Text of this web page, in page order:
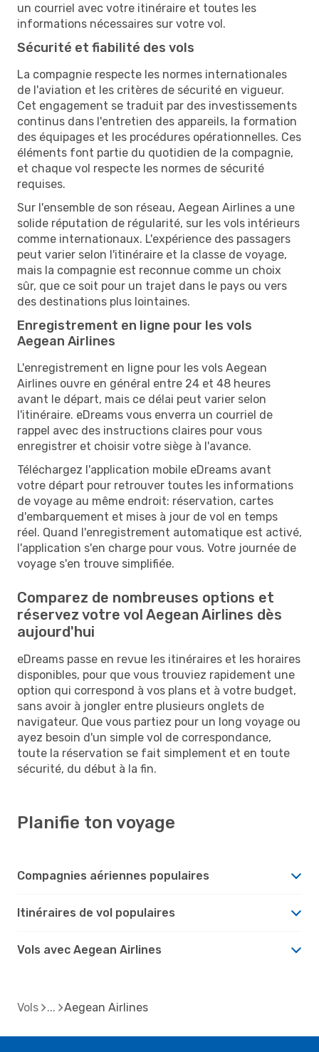
un courriel avec votre itinéraire et toutes les
informations nécessaires sur votre vol.
Sécurité et fiabilité des vols
La compagnie respecte les normes internationales
de l'aviation et les critères de sécurité en vigueur.
Cet engagement se traduit par des investissements
continus dans l'entretien des appareils, la formation
des équipages et les procédures opérationnelles. Ces
éléments font partie du quotidien de la compagnie,
et chaque vol respecte les normes de sécurité
requises.
Sur l'ensemble de son réseau, Aegean Airlines a une
solide réputation de régularité, sur les vols intérieurs
comme internationaux. L'expérience des passagers
peut varier selon l'itinéraire et la classe de voyage,
mais la compagnie est reconnue comme un choix
sûr, que ce soit pour un trajet dans le pays ou vers
des destinations plus lointaines.
Enregistrement en ligne pour les vols
Aegean Airlines
L'enregistrement en ligne pour les vols Aegean
Airlines ouvre en général entre 24 et 48 heures
avant le départ, mais ce délai peut varier selon
l'itinéraire. eDreams vous enverra un courriel de
rappel avec des instructions claires pour vous
enregistrer et choisir votre siège à l'avance.
Téléchargez l'application mobile eDreams avant
votre départ pour retrouver toutes les informations
de voyage au même endroit: réservation, cartes
d'embarquement et mises à jour de vol en temps
réel. Quand l'enregistrement automatique est activé,
l'application s'en charge pour vous. Votre journée de
voyage s'en trouve simplifiée.
Comparez de nombreuses options et
réservez votre vol Aegean Airlines dès
aujourd'hui
eDreams passe en revue les itinéraires et les horaires
disponibles, pour que vous trouviez rapidement une
option qui correspond à vos plans et à votre budget,
sans avoir à jongler entre plusieurs onglets de
navigateur. Que vous partiez pour un long voyage ou
ayez besoin d'un simple vol de correspondance,
toute la réservation se fait simplement et en toute
sécurité, du début à la fin.
Planifie ton voyage
Compagnies aériennes populaires
Itinéraires de vol populaires
Vols avec Aegean Airlines
Vols Aegean Airlines